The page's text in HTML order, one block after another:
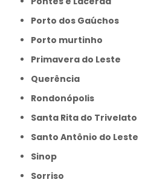
Porto dos Gaúchos
Porto murtinho
Primavera do Leste
Querência
Rondonópolis
Santa Rita do Trivelato
Santo Antônio do Leste
Sinop
Sorriso